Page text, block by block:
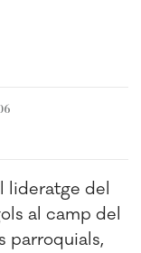
lideratge del
al camp del
parroquials,